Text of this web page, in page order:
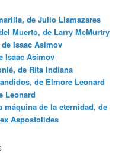
de Julio Llamazares
Muerto, de Larry McMurtry
Isaac Asimov
Isaac Asimov
de Rita Indiana
de Elmore Leonard
Leonard
máquina de la eternidad, de
Aspostolides